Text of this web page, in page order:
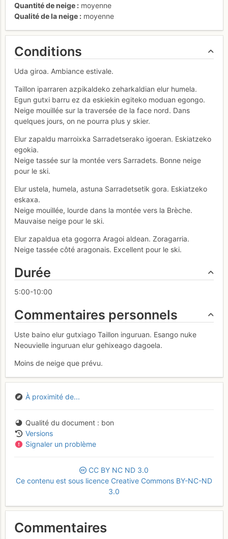
Quantité de neige
moyenne
Qualité de la neige
moyenne
Conditions
Uda giroa. Ambiance estivale.
Taillon iparraren azpikaldeko zeharkaldian elur humela.
Egun gutxi barru ez da eskiekin egiteko moduan egongo.
Neige mouillée sur la traversée de la face nord. Dans
quelques jours, on ne pourra plus y skier.
Elur zapaldu marroixka Sarradetserako igoeran. Eskiatzeko
egokia.
Neige tassée sur la montée vers Sarradets. Bonne neige
pour le ski.
Elur ustela, humela, astuna Sarradetsetik gora. Eskiatzeko
eskaxa.
Neige mouillée, lourde dans la montée vers la Brèche.
Mauvaise neige pour le ski.
Elur zapaldua eta gogorra Aragoi aldean. Zoragarria.
Neige tassée côté aragonais. Excellent pour le ski.
Durée
5:00-10:00
Commentaires personnels
Uste baino elur gutxiago Taillon inguruan. Esango nuke
Neouvielle inguruan elur gehixeago dagoela.
Moins de neige que prévu.
À proximité de...
Qualité du document
bon
Versions
Signaler un problème
CC BY NC ND 3.0
Ce contenu est sous licence Creative Commons BY-NC-ND
3.0
Commentaires